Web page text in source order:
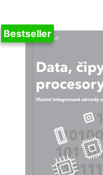
Bestseller